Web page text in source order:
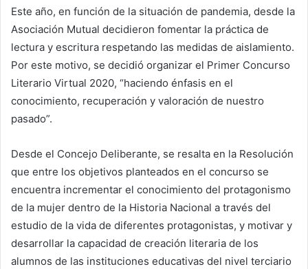
Este año, en función de la situación de pandemia, desde la
Asociación Mutual decidieron fomentar la práctica de
lectura y escritura respetando las medidas de aislamiento.
Por este motivo, se decidió organizar el Primer Concurso
Literario Virtual 2020, “haciendo énfasis en el
conocimiento, recuperación y valoración de nuestro
pasado”.
Desde el Concejo Deliberante, se resalta en la Resolución
que entre los objetivos planteados en el concurso se
encuentra incrementar el conocimiento del protagonismo
de la mujer dentro de la Historia Nacional a través del
estudio de la vida de diferentes protagonistas, y motivar y
desarrollar la capacidad de creación literaria de los
alumnos de las instituciones educativas del nivel terciario